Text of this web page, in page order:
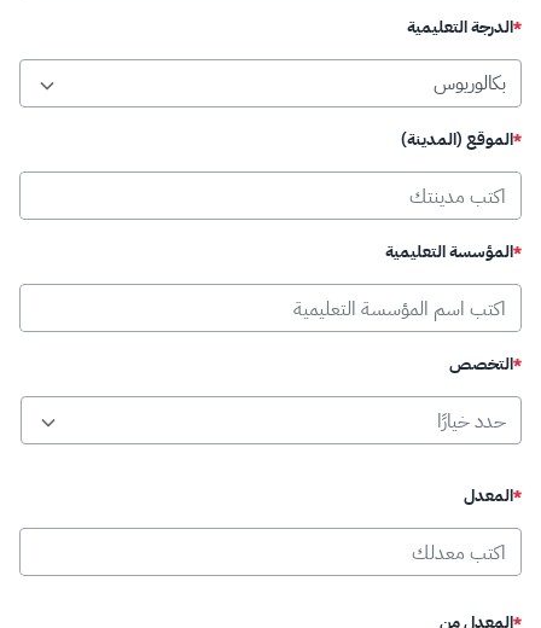
التعليمية
(المدينة)
التعليمية
من